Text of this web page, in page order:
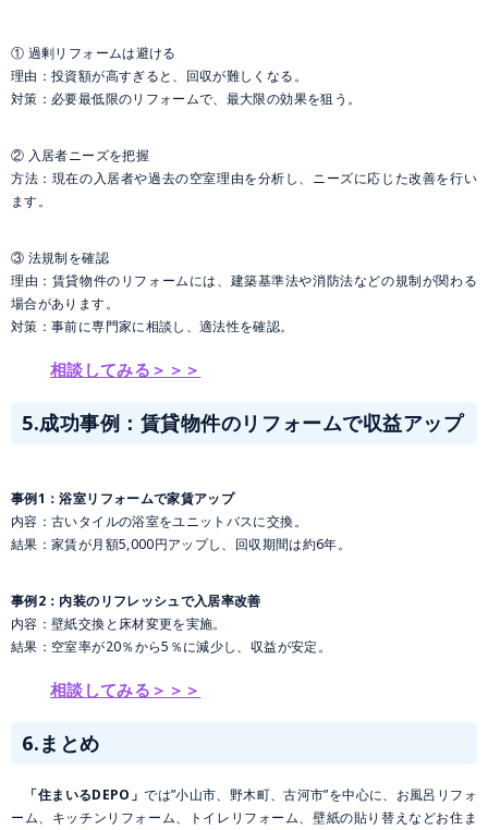
① 過剰リフォームは避ける
理由：投資額が高すぎると、回収が難しくなる。
対策：必要最低限のリフォームで、最大限の効果を狙う。
② 入居者ニーズを把握
方法：現在の入居者や過去の空室理由を分析し、ニーズに応じた改善を行い
ます。
③ 法規制を確認
理由：賃貸物件のリフォームには、建築基準法や消防法などの規制が関わる
場合があります。
対策：事前に専門家に相談し、適法性を確認。
相談してみる＞＞＞
5.成功事例：賃貸物件のリフォームで収益アップ
事例1：浴室リフォームで家賃アップ
内容：古いタイルの浴室をユニットバスに交換。
結果：家賃が月額5,000円アップし、回収期間は約6年。
事例2：内装のリフレッシュで入居率改善
内容：壁紙交換と床材変更を実施。
結果：空室率が20％から5％に減少し、収益が安定。
相談してみる＞＞＞
6.まとめ
「住まいるDEPO」では”小山市、野木町、古河市”を中心に、お風呂リフォ
ーム、キッチンリフォーム、トイレリフォーム、壁紙の貼り替えなどお住ま